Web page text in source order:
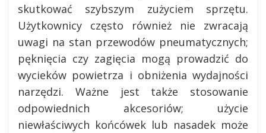
skutkować szybszym zużyciem sprzętu.
Użytkownicy często również nie zwracają
uwagi na stan przewodów pneumatycznych;
pęknięcia czy zagięcia mogą prowadzić do
wycieków powietrza i obniżenia wydajności
narzędzi. Ważne jest także stosowanie
odpowiednich akcesoriów; użycie
niewłaściwych końcówek lub nasadek może